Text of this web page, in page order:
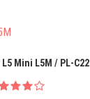
Mini L5M / PL-C22